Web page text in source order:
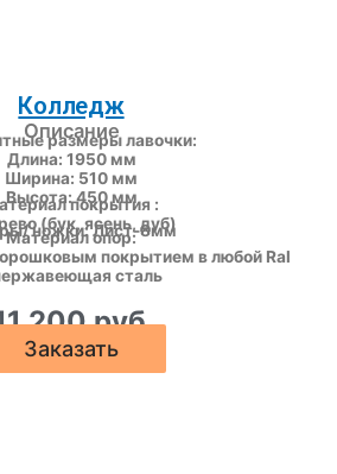
Колледж
Описание
размеры лавочки:
Длина: 1950 мм
Ширина: 510 мм
Высота: 450 мм
покрытия :
(бук, ясень, дуб)
ножки: Лист-8мм
Материал опор:
покрытием в любой Ral
сталь
200 руб.
Заказать